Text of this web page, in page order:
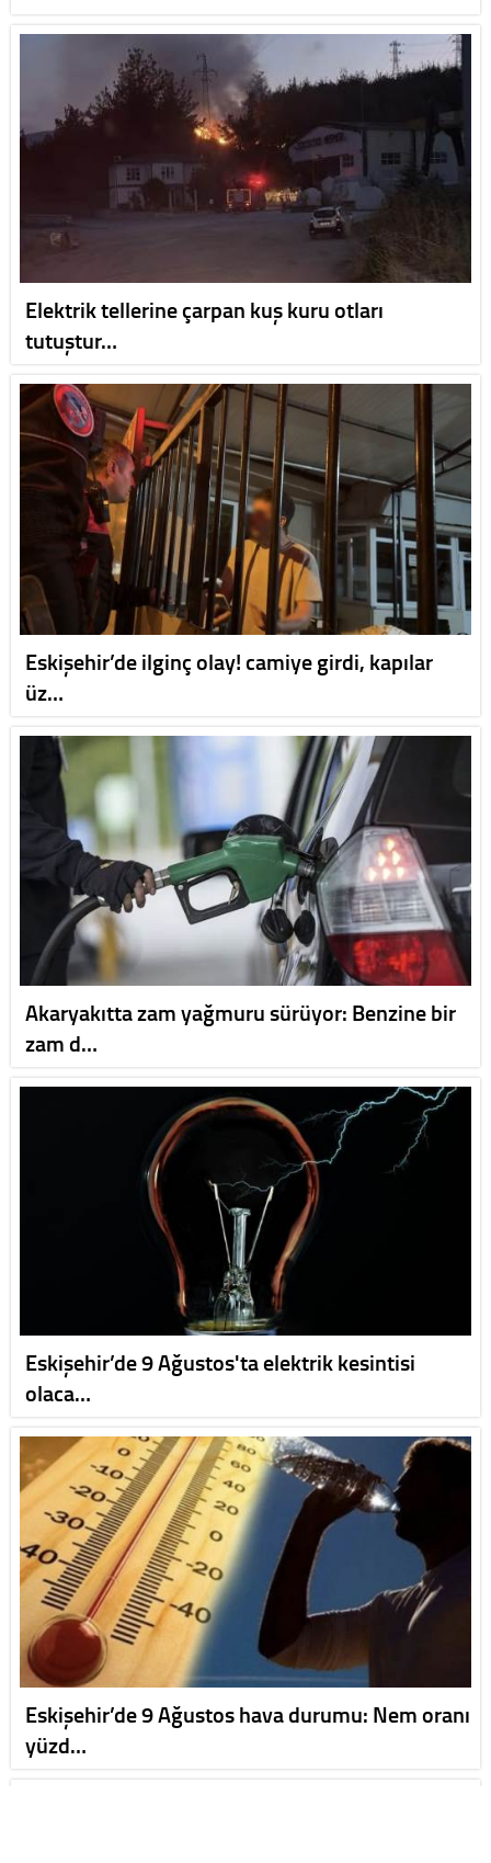
Elektrik tellerine çarpan kuş kuru otları
tutuştur…
Eskişehir’de ilginç olay! camiye girdi, kapılar
üz…
Akaryakıtta zam yağmuru sürüyor: Benzine bir
zam d…
Eskişehir’de 9 Ağustos'ta elektrik kesintisi
olaca…
Eskişehir’de 9 Ağustos hava durumu: Nem oranı
yüzd…